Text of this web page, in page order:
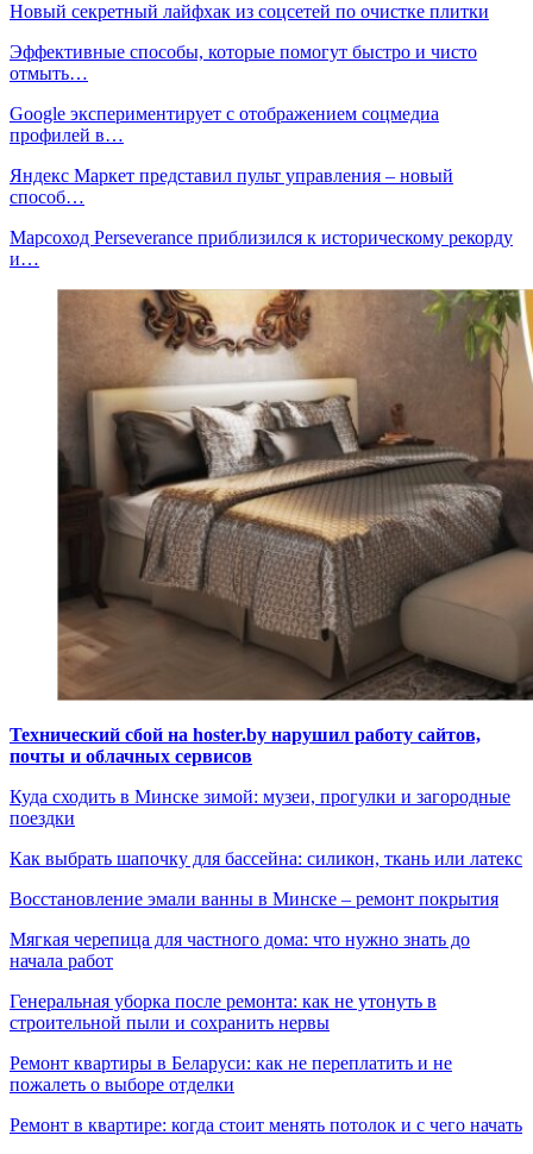
Новый секретный лайфхак из соцсетей по очистке плитки
Эффективные способы, которые помогут быстро и чисто
отмыть…
Google экспериментирует с отображением соцмедиа
профилей в…
Яндекс Маркет представил пульт управления – новый
способ…
Марсоход Perseverance приблизился к историческому рекорду
и…
Технический сбой на hoster.by нарушил работу сайтов,
почты и облачных сервисов
Куда сходить в Минске зимой: музеи, прогулки и загородные
поездки
Как выбрать шапочку для бассейна: силикон, ткань или латекс
Восстановление эмали ванны в Минске – ремонт покрытия
Мягкая черепица для частного дома: что нужно знать до
начала работ
Генеральная уборка после ремонта: как не утонуть в
строительной пыли и сохранить нервы
Ремонт квартиры в Беларуси: как не переплатить и не
пожалеть о выборе отделки
Ремонт в квартире: когда стоит менять потолок и с чего начать